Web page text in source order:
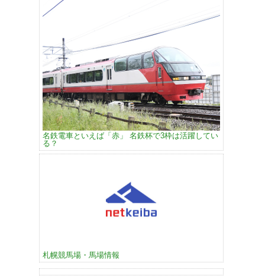
名鉄電車といえば「赤」 名鉄杯で3枠は活躍してい
る？
札幌競馬場・馬場情報